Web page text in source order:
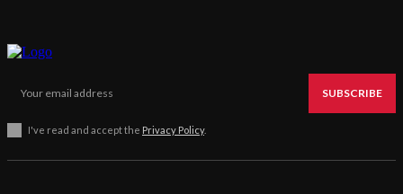
SUBSCRIBE
I've read and accept the Privacy Policy.